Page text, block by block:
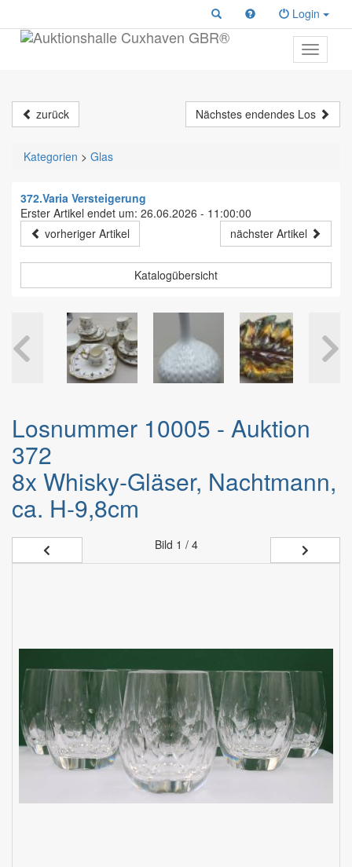
Login
Toggle
primary
zurück Nächstes endendes Los
Kategorien > Glas
372.Varia Versteigerung
Erster Artikel endet um: 26.06.2026 - 11:00:00
vorheriger Artikel
nächster Artikel
Katalogübersicht
Losnummer 10005 - Auktion
372
8x Whisky-Gläser, Nachtmann,
ca. H-9,8cm
Bild 1 / 4